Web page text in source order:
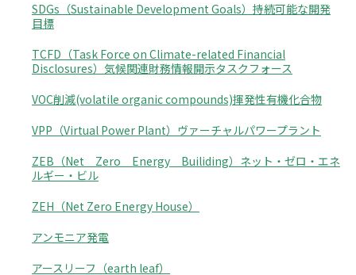
SDGs（Sustainable Development Goals）持続可能な開発
目標
TCFD（Task Force on Climate-related Financial
Disclosures）気候関連財務情報開示タスクフォース
VOC削減(volatile organic compounds)揮発性有機化合物
VPP（Virtual Power Plant）ヴァーチャルパワープラント
ZEB（Net Zero Energy Builiding）ネット・ゼロ・エネ
ルギー・ビル
ZEH（Net Zero Energy House）
アンモニア発電
アースリーフ（earth leaf）